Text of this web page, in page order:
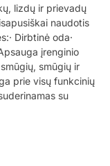
lizdų ir prievadų
naudotis
Dirbtinė oda·
įrenginio
smūgių ir
prie visų funkcinių
su